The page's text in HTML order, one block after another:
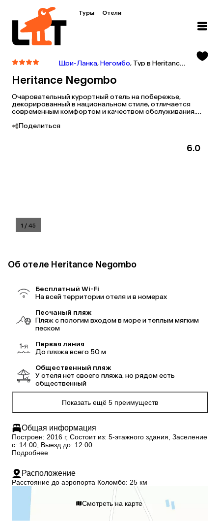
Туры Отели
Шри-Ланка,Негомбо, Тур в Heritance Negombo
Heritance Negombo
Очаровательный курортный отель на побережье,
декорированный в национальном стиле, отличается
современным комфортом и качеством обслуживания.
внимательный персонал.
Поделиться
6.0
1 / 45
Об отеле Heritance Negombo
Бесплатный Wi-Fi
На всей территории отеля и в номерах
Песчаный пляж
Пляж с пологим входом в море и теплым мягким
песком
Первая линия
До пляжа всего 50 м
Общественный пляж
У отеля нет своего пляжа, но рядом есть
общественный
Показать ещё 5 преимуществ
Общая информация
Построен: 2016 г, Состоит из: 5-этажного здания, Заселение
с: 14:00, Выезд до: 12:00
Подробнее
Расположение
Расстояние до аэропорта Коломбо: 25 км
Смотреть на карте